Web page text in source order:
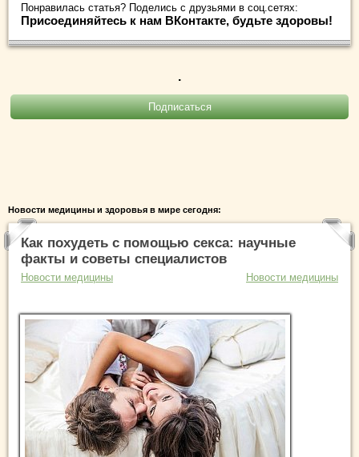
Понравилась статья? Поделись с друзьями в соц.сетях:
Присоединяйтесь к нам ВКонтакте, будьте здоровы!
.
Новости медицины и здоровья в мире сегодня:
Как похудеть с помощью секса: научные
факты и советы специалистов
Новости медицины Новости медицины